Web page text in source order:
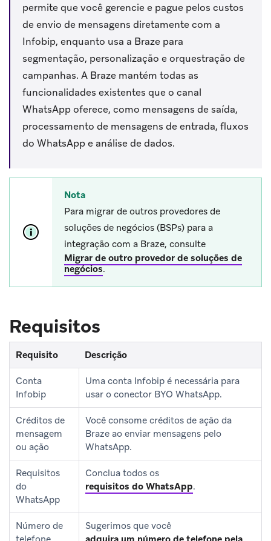
permite que você gerencie e pague pelos custos
de envio de mensagens diretamente com a
Infobip, enquanto usa a Braze para
segmentação, personalização e orquestração de
campanhas. A Braze mantém todas as
funcionalidades existentes que o canal
WhatsApp oferece, como mensagens de saída,
processamento de mensagens de entrada, fluxos
do WhatsApp e análise de dados.
Nota
Para migrar de outros provedores de
soluções de negócios (BSPs) para a
integração com a Braze, consulte
Migrar de outro provedor de soluções de
negócios.
Requisitos
Requisito Descrição
Conta
Infobip
Uma conta Infobip é necessária para
usar o conector BYO WhatsApp.
Créditos de
mensagem
ou ação
Você consome créditos de ação da
Braze ao enviar mensagens pelo
WhatsApp.
Requisitos
do
WhatsApp
Conclua todos os
requisitos do WhatsApp.
Número de
Sugerimos que você